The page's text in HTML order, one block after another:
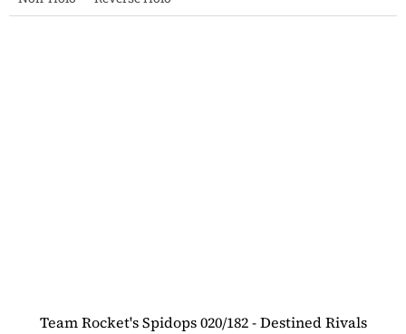
Team Rocket's Spidops 020/182 - Destined Rivals